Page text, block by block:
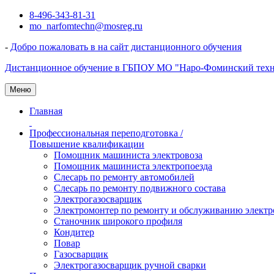
Перейти8-496-343-81-31
mo_narfomtechn@mosreg.ru
- Добро пожаловать в на сайт дистанционного обучения
Дистанционное обучение в ГБПОУ МО "Наро-Фоминский
Меню
Главная
Профессиональная переподготовка /
Повышение квалификации
Помощник машиниста электровоза
Помощник машиниста электропоезда
Слесарь по ремонту автомобилей
Слесарь по ремонту подвижного состава
Электрогазосварщик
Электромонтер по ремонту и обслуживанию
Станочник широкого профиля
Кондитер
Повар
Газосварщик
Электрогазосварщик ручной сварки